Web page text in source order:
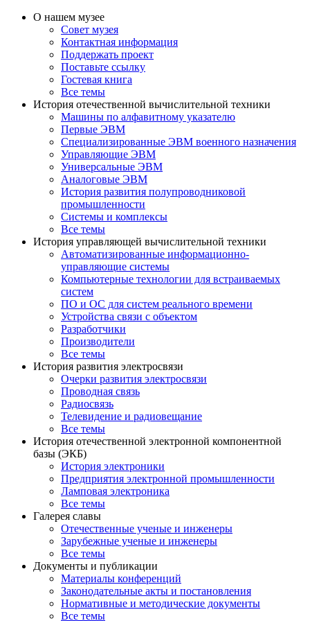
О нашем музее
Совет музея
Контактная информация
Поддержать проект
Поставьте ссылку
Гостевая книга
Все темы
История отечественной вычислительной техники
Машины по алфавитному указателю
Первые ЭВМ
Специализированные ЭВМ военного назначения
Управляющие ЭВМ
Универсальные ЭВМ
Аналоговые ЭВМ
История развития полупроводниковой
промышленности
Системы и комплексы
Все темы
История управляющей вычислительной техники
Автоматизированные информационно-
управляющие системы
Компьютерные технологии для встраиваемых
систем
ПО и ОС для систем реального времени
Устройства связи с объектом
Разработчики
Производители
Все темы
История развития электросвязи
Очерки развития электросвязи
Проводная связь
Радиосвязь
Телевидение и радиовещание
Все темы
История отечественной электронной компонентной
базы (ЭКБ)
История электроники
Предприятия электронной промышленности
Ламповая электроника
Все темы
Галерея славы
Отечественные ученые и инженеры
Зарубежные ученые и инженеры
Все темы
Документы и публикации
Материалы конференций
Законодательные акты и постановления
Нормативные и методические документы
Все темы